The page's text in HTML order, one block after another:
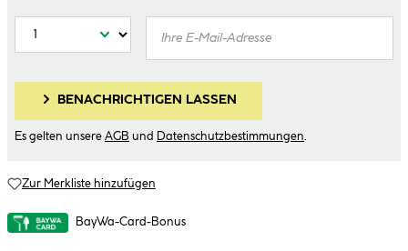
BENACHRICHTIGEN LASSEN
Es gelten unsere AGB und Datenschutzbestimmungen
Zur Merkliste hinzufügen
BayWa-Card-Bonus